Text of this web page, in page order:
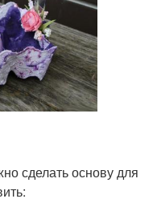
сделать основу для